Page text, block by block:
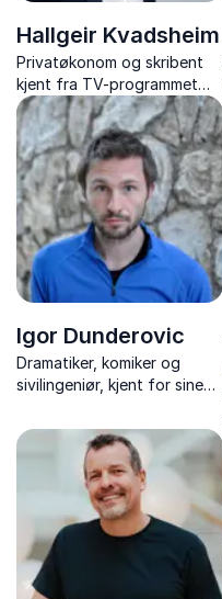
Hallgeir Kvadsheim
Privatøkonom og skribent
kjent fra TV-programmet
Luksusfellen som i mange år
har formidlet kunnskap om
personlig økonomi.
Igor Dunderovic
Dramatiker, komiker og
sivilingeniør, kjent for sine
av Norge og norsk flerkultur.